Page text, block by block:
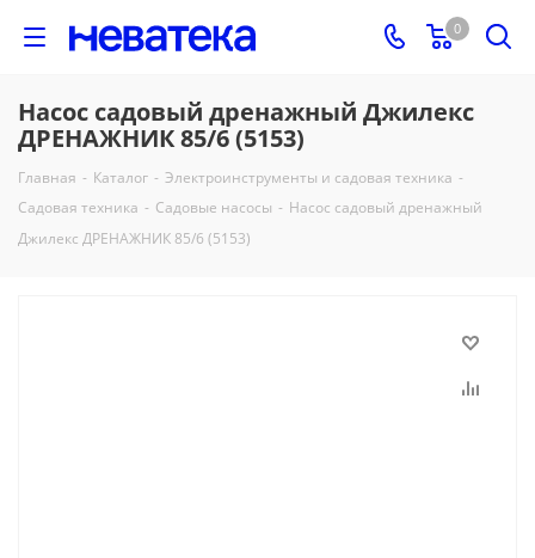
0
Насос садовый дренажный Джилекс
ДРЕНАЖНИК 85/6 (5153)
Главная - Каталог - Электроинструменты и садовая техника -
Садовая техника - Садовые насосы - Насос садовый дренажный
Джилекс ДРЕНАЖНИК 85/6 (5153)